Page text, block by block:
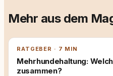
Mehr aus dem
RATGEBER · 7 MIN
Mehrhundehaltung:
zusammen?